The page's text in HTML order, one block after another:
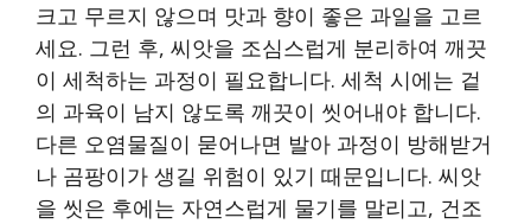
크고 무르지 않으며 맛과 향이 좋은 과일을 고르
세요. 그런 후, 씨앗을 조심스럽게 분리하여 깨끗
이 세척하는 과정이 필요합니다. 세척 시에는 겉
의 과육이 남지 않도록 깨끗이 씻어내야 합니다.
다른 오염물질이 묻어나면 발아 과정이 방해받거
나 곰팡이가 생길 위험이 있기 때문입니다. 씨앗
을 씻은 후에는 자연스럽게 물기를 말리고, 건조